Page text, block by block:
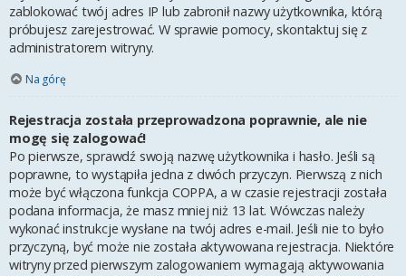
zablokować twój adres IP lub zabronił nazwy użytkownika, którą
próbujesz zarejestrować. W sprawie pomocy, skontaktuj się z
administratorem witryny.
Na górę
Rejestracja została przeprowadzona poprawnie, ale nie
mogę się zalogować!
Po pierwsze, sprawdź swoją nazwę użytkownika i hasło. Jeśli są
poprawne, to wystąpiła jedna z dwóch przyczyn. Pierwszą z nich
może być włączona funkcja COPPA, a w czasie rejestracji została
podana informacja, że masz mniej niż 13 lat. Wówczas należy
wykonać instrukcje wysłane na twój adres e-mail. Jeśli nie to było
przyczyną, być może nie została aktywowana rejestracja. Niektóre
witryny przed pierwszym zalogowaniem wymagają aktywowania